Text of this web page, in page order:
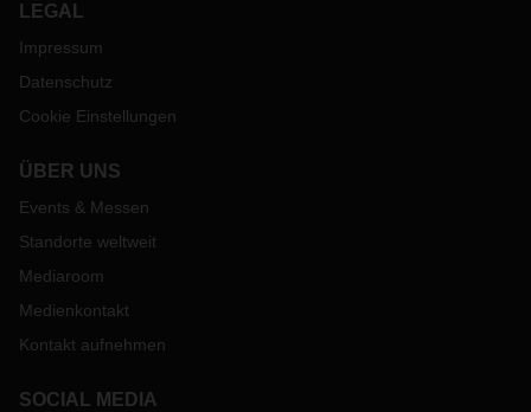
Konsortialpartner aus Industrie und Forschung und wurde
vom Technologiekonzern ZF koordiniert.
LEGAL
Impressum
Datenschutz
Cookie Einstellungen
ÜBER UNS
Events & Messen
Standorte weltweit
Mediaroom
Medienkontakt
Kontakt aufnehmen
SOCIAL MEDIA